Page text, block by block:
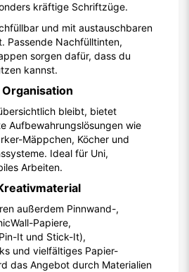
kräftige Schriftzüge.
und mit austauschbaren
Passende Nachfülltinten,
sorgen dafür, dass du
kannst.
bleibt, bietet
Aufbewahrungslösungen wie
Mäppchen, Köcher und
Ideal für Uni,
Arbeiten.
außerdem Pinnwand-,
Papiere,
It und Stick-It),
und vielfältiges Papier-
das Angebot durch Materialien